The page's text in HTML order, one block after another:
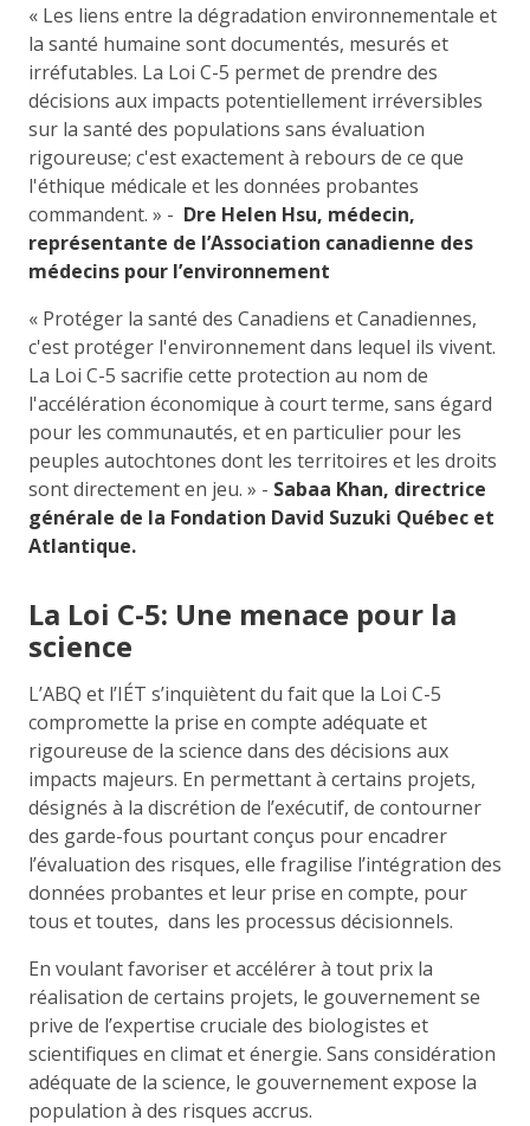
« Les liens entre la dégradation environnementale et
la santé humaine sont documentés, mesurés et
irréfutables. La Loi C-5 permet de prendre des
décisions aux impacts potentiellement irréversibles
sur la santé des populations sans évaluation
rigoureuse; c'est exactement à rebours de ce que
l'éthique médicale et les données probantes
commandent. » - Dre Helen Hsu, médecin,
représentante de l’Association canadienne des
médecins pour l’environnement
« Protéger la santé des Canadiens et Canadiennes,
c'est protéger l'environnement dans lequel ils vivent.
La Loi C-5 sacrifie cette protection au nom de
l'accélération économique à court terme, sans égard
pour les communautés, et en particulier pour les
peuples autochtones dont les territoires et les droits
sont directement en jeu. » - Sabaa Khan, directrice
générale de la Fondation David Suzuki Québec et
Atlantique.
La Loi C-5: Une menace pour la
science
L’ABQ et l’IÉT s’inquiètent du fait que la Loi C-5
compromette la prise en compte adéquate et
rigoureuse de la science dans des décisions aux
impacts majeurs. En permettant à certains projets,
désignés à la discrétion de l’exécutif, de contourner
des garde-fous pourtant conçus pour encadrer
l’évaluation des risques, elle fragilise l’intégration des
données probantes et leur prise en compte, pour
tous et toutes, dans les processus décisionnels.
En voulant favoriser et accélérer à tout prix la
réalisation de certains projets, le gouvernement se
prive de l’expertise cruciale des biologistes et
scientifiques en climat et énergie. Sans considération
adéquate de la science, le gouvernement expose la
population à des risques accrus.